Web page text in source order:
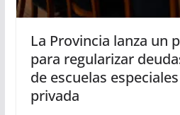
La Provincia lanza un
para regularizar
de escuelas
privada